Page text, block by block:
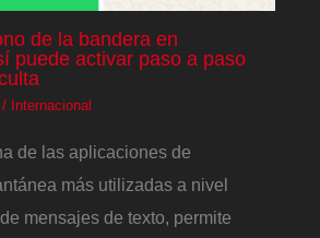
de la bandera en
puede activar paso a paso
/ Internacional
de las aplicaciones de
más utilizadas a nivel
mensajes de texto, permite